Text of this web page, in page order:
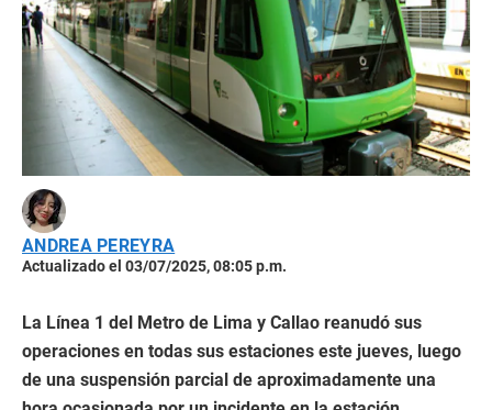
ANDREA PEREYRA
Actualizado el 03/07/2025, 08:05 p.m.
La Línea 1 del Metro de Lima y Callao reanudó sus
operaciones en todas sus estaciones este jueves, luego
de una suspensión parcial de aproximadamente una